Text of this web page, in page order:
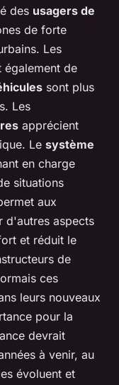
des usagers de
de forte
Les
également de
sont plus
Les
apprécient
Le système
en charge
situations
aux
d'autres aspects
et réduit le
de
ces
leurs nouveaux
pour la
devrait
à venir, au
évoluent et